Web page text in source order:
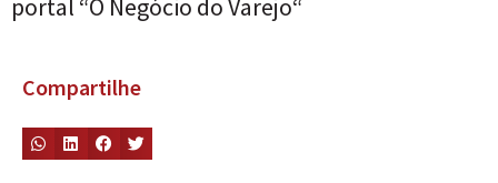
portal “O Negócio do Varejo“
Compartilhe